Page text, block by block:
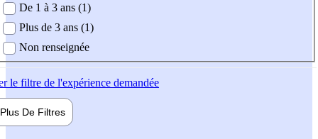
De 1 à 3 ans (1)
Plus de 3 ans (1)
Non renseignée
le filtre de l'expérience demandée
Plus De Filtres